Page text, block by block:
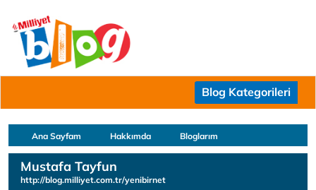
Blog Kategorileri
Ana Sayfam Hakkımda Bloglarım
Mustafa Tayfun
http://blog.milliyet.com.tr/yenibirnet